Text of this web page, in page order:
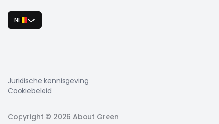
Nl
Juridische kennisgeving
Cookiebeleid
Copyright © 2026 About Green